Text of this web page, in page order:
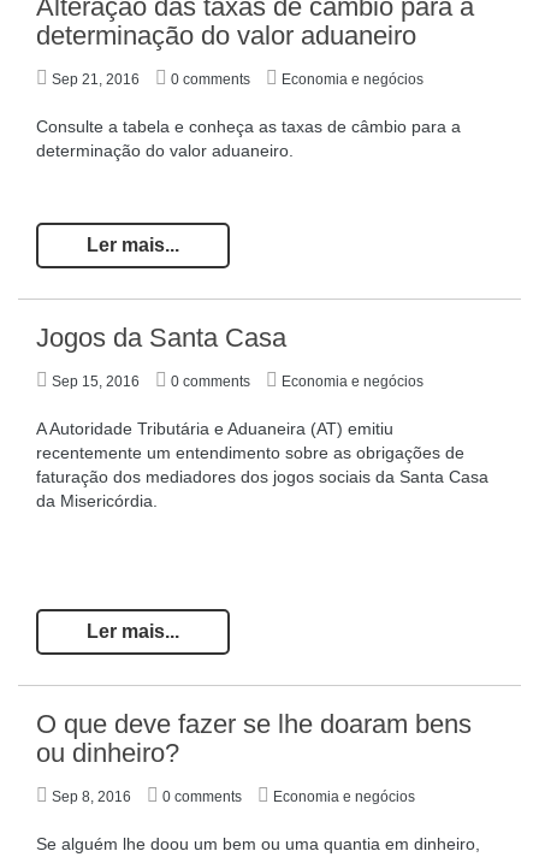
Alteração das taxas de câmbio para a
determinação do valor aduaneiro
Sep 21, 2016 0 comments Economia e negócios
Consulte a tabela e conheça as taxas de câmbio para a
determinação do valor aduaneiro.
Ler mais...
Jogos da Santa Casa
Sep 15, 2016 0 comments Economia e negócios
A Autoridade Tributária e Aduaneira (AT) emitiu
recentemente um entendimento sobre as obrigações de
faturação dos mediadores dos jogos sociais da Santa Casa
da Misericórdia.
Ler mais...
O que deve fazer se lhe doaram bens
ou dinheiro?
Sep 8, 2016 0 comments Economia e negócios
Se alguém lhe doou um bem ou uma quantia em dinheiro,